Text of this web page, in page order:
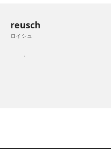
reusch
ロイシュ